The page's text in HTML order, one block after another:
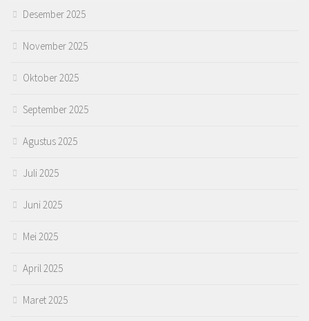
Desember 2025
November 2025
Oktober 2025
September 2025
Agustus 2025
Juli 2025
Juni 2025
Mei 2025
April 2025
Maret 2025